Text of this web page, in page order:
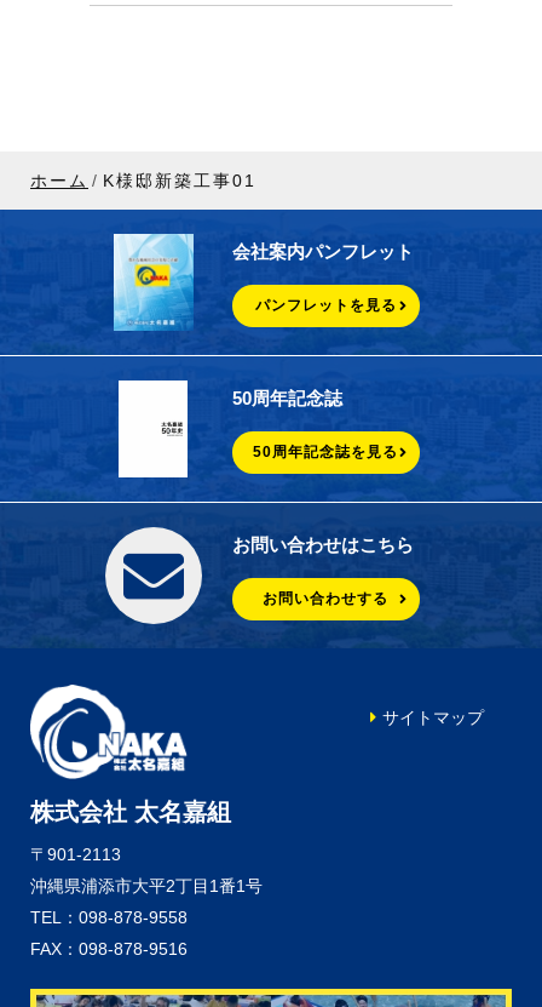
ホーム K様邸新築工事01
会社案内パンフレット
パンフレットを見る
50周年記念誌
50周年記念誌を見る
お問い合わせはこちら
お問い合わせする
株式会社 太名嘉組
〒901-2113
沖縄県浦添市大平2丁目1番1号
TEL：098-878-9558
FAX：098-878-9516
サイトマップ